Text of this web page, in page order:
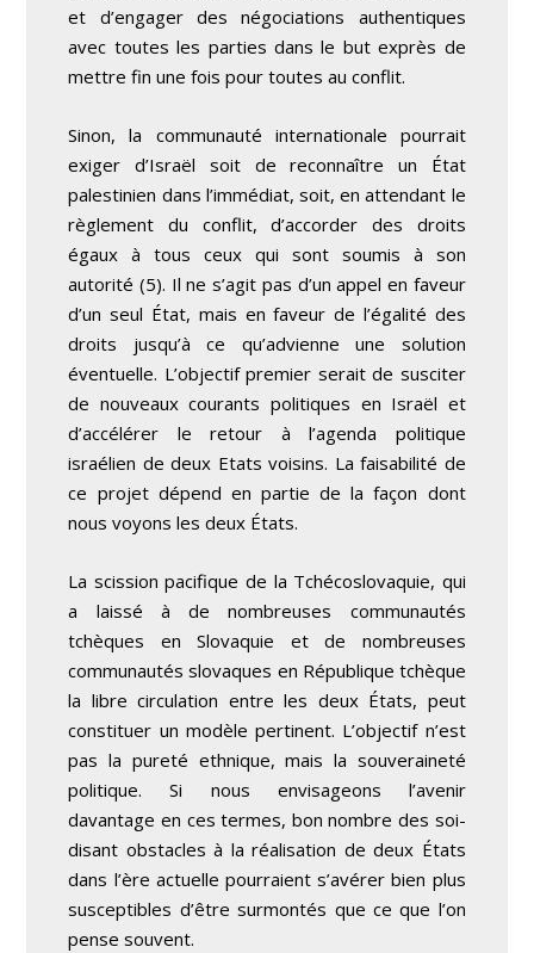
et d’engager des négociations authentiques
avec toutes les parties dans le but exprès de
mettre fin une fois pour toutes au conflit.
Sinon, la communauté internationale pourrait
exiger d’Israël soit de reconnaître un État
palestinien dans l’immédiat, soit, en attendant le
règlement du conflit, d’accorder des droits
égaux à tous ceux qui sont soumis à son
autorité(5). Il ne s’agit pas d’un appel en faveur
d’un seul État, mais en faveur de l’égalité des
droits jusqu’à ce qu’advienne une solution
éventuelle. L’objectif premier serait de susciter
de nouveaux courants politiques en Israël et
d’accélérer le retour à l’agenda politique
israélien de deux Etats voisins. La faisabilité de
ce projet dépend en partie de la façon dont
nous voyons les deux États.
La scission pacifique de la Tchécoslovaquie, qui
a laissé à de nombreuses communautés
tchèques en Slovaquie et de nombreuses
communautés slovaques en République tchèque
la libre circulation entre les deux États, peut
constituer un modèle pertinent. L’objectif n’est
pas la pureté ethnique, mais la souveraineté
politique. Si nous envisageons l’avenir
davantage en ces termes, bon nombre des soi-
disant obstacles à la réalisation de deux États
dans l’ère actuelle pourraient s’avérer bien plus
susceptibles d’être surmontés que ce que l’on
pense souvent.